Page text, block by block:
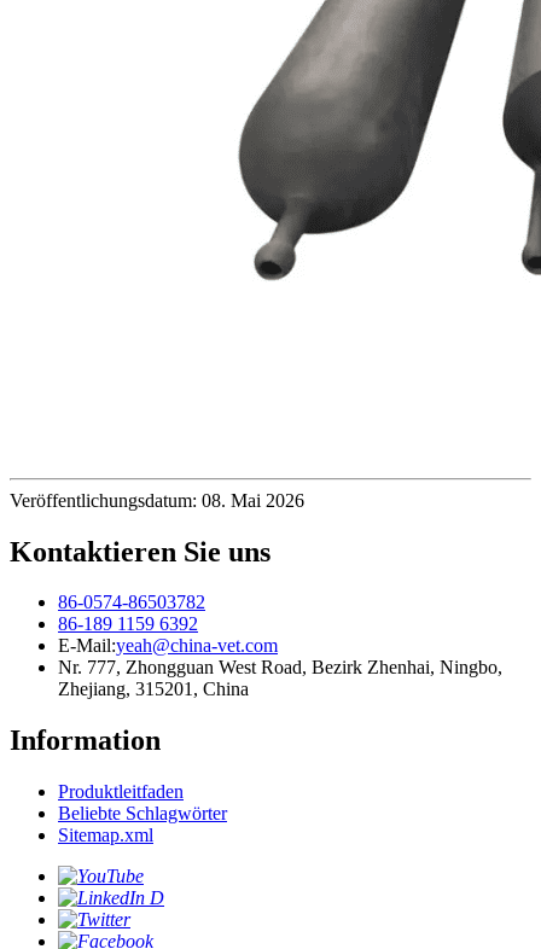
Veröffentlichungsdatum: 08. Mai 2026
Kontaktieren Sie uns
86-0574-86503782
86-189 1159 6392
E-Mail:yeah@china-vet.com
Nr. 777, Zhongguan West Road, Bezirk Zhenhai, Ningbo,
Zhejiang, 315201, China
Information
Produktleitfaden
Beliebte Schlagwörter
Sitemap.xml